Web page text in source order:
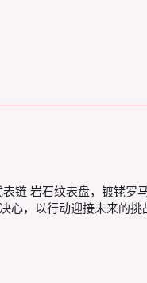
链 岩石纹表盘，镀铑罗
心，以行动迎接未来的挑